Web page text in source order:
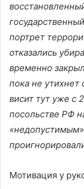
портрет
отказались
временно
пока не утихнет
висит тут уже с
посольстве РФ
Мотивация у